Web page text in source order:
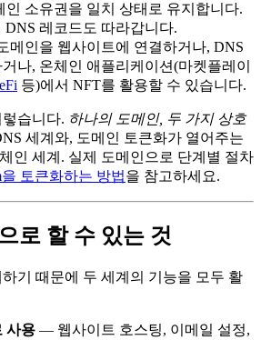
인 소유권을 일치 상태로 유지합니다.
DNS 레코드도 따라갑니다.
메인을 웹사이트에 연결하거나, DNS
나, 온체인 애플리케이션(마켓플레이
등)에서 NFT를 활용할 수 있습니다.
습니다. 하나의 도메인, 두 가지 상호
세계와, 도메인 토큰화가 열어주는
인 세계. 실제 도메인으로 단계별 절차
을 토큰화하는 방법을 참고하세요.
로 할 수 있는 것
기 때문에 두 세계의 기능을 모두 활
사용 — 웹사이트 호스팅, 이메일 설정,